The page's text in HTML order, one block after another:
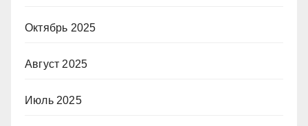
Октябрь 2025
Август 2025
Июль 2025